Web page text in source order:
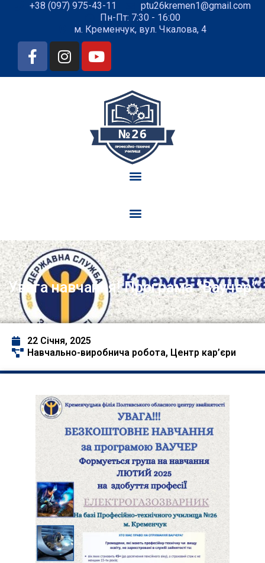
+38 (097) 975-43-11
ptu26kremen1@gmail.com
Пн-Пт: 7:30 - 16:00
м. Кременчук, вул. Чкалова, 4
Увага навчання! Програма “Ваучер”
22 Січня, 2025
Навчально-виробнича робота, Центр кар’єри